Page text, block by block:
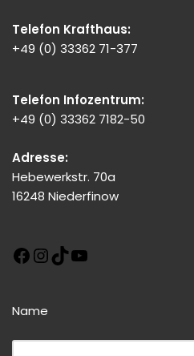
Telefon Krafthaus:
+49 (0) 33362 71-377
Telefon Infozentrum:
+49 (0) 33362 7182-50
Adresse:
Hebewerkstr. 70a
16248 Niederfinow
Name
Bitte dieses Feld leer lassen!